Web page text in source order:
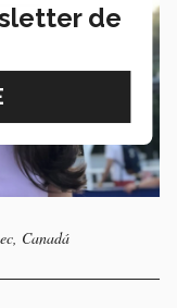
Canadá
de